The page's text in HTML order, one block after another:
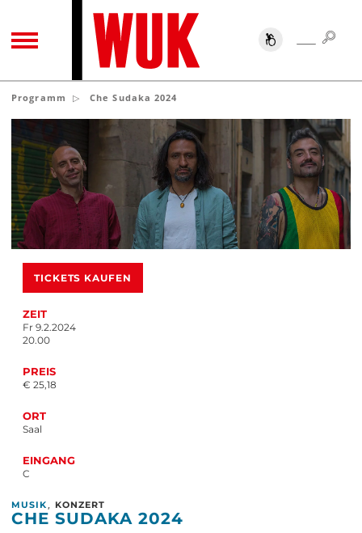
TOGGLE NAVIGATION SUCHE
Programm Che Sudaka 2024
TICKETS KAUFEN
ZEIT
Fr 9.2.2024
20.00
PREIS
€ 25,18
ORT
Saal
EINGANG
C
MUSIK , KONZERT
CHE SUDAKA 2024